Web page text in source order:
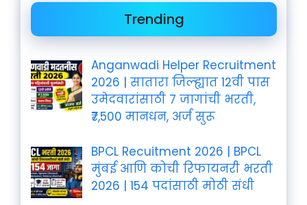
Trending
Anganwadi Helper Recruitment
2026 | सातारा जिल्ह्यात 12वी पास
उमेदवारांसाठी 7 जागांची भरती,
₹7,500 मानधन, अर्ज सुरू
BPCL Recuitment 2026 | BPCL
मुंबई आणि कोची रिफायनरी भरती
2026 | 154 पदांसाठी मोठी संधी